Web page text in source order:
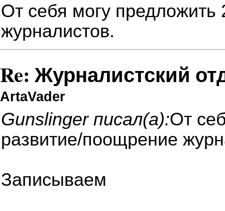
От себя могу
журналистов.
Re: Журналистский
ArtaVader
Gunslinger писал(а):От
развитие/поощрение
Записываем